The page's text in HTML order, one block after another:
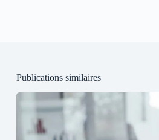
Publications similaires